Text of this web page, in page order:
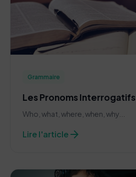
Grammaire
Les Pronoms Interrogatifs
Who, what, where, when, why...
Lire l'articlearrow_forward